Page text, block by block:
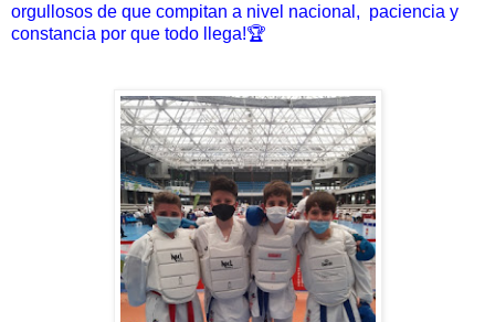
orgullosos de que compitan a nivel nacional, paciencia y
constancia por que todo llega!🏆